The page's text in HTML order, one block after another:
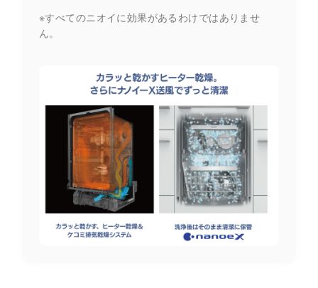
※すべてのニオイに効果があるわけではありませ
ん。